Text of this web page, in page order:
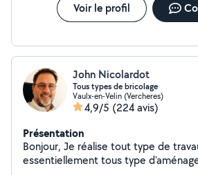
Voir le profil
John Nicolardot
Tous types de bricolage
Vaulx-en-Velin (Vercheres)
4,9/5 (224 avis)
Présentation
Bonjour, Je réalise tout type de travaux,
essentiellement tous type